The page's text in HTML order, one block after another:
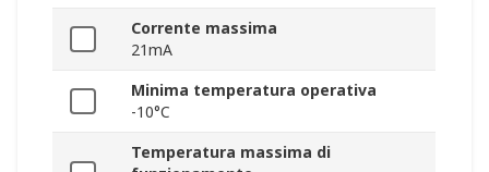
Corrente massima
21mA
Minima temperatura operativa
-10°C
Temperatura massima di